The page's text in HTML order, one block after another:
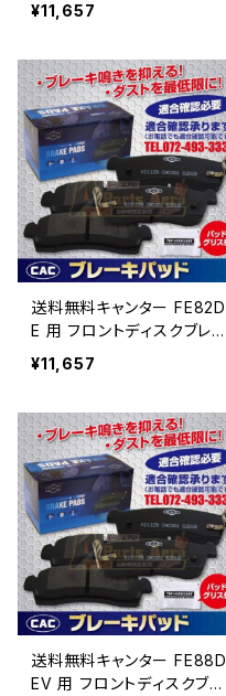
（CAC）/専用グリス付Ｗキャ
¥11,657
送料無料キャンター FE82D
E 用 フロントディスクブレ
ーキパッド左右 ＰＡ513
（CAC）/専用グリス付Ｗキャ
¥11,657
送料無料キャンター FE88D
EV 用 フロントディスクブレ